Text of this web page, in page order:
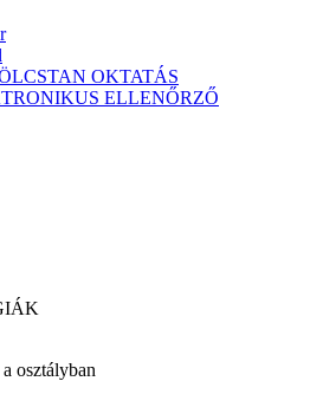
OKTATÁS
ELLENŐRZŐ
osztályban